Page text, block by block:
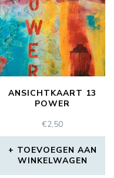
ANSICHTKAART 13
POWER
€2,50
TOEVOEGEN AAN
WINKELWAGEN